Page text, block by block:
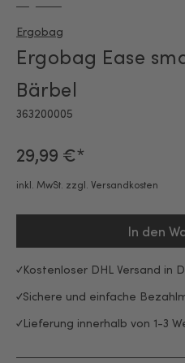
Ergobag
Ergobag Ease
Bärbel
363200005
29,99 €*
inkl. MwSt. zzgl. Versandkosten
In den
Kostenloser DHL Versand in
Sichere und einfache
Lieferung innerhalb von 1-3